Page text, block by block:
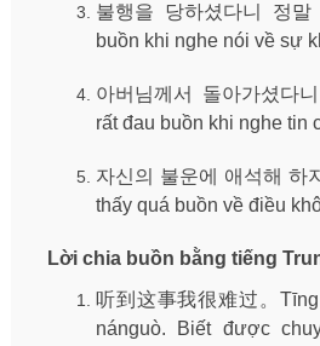
불행을 당하셨다니 정
buồn khi nghe nói về sự
아버님께서 돌아가셨다
rất đau buồn khi nghe tin
자신의 불운에 애석해 하
thấy quá buồn về điều
Lời chia buồn bằng tiếng
听到这事我很难过。
nánguò. Biết được